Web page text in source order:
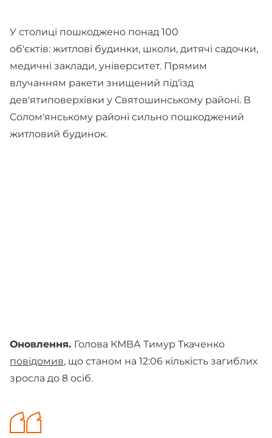
У столиці пошкоджено понад 100
об'єктів: житлові будинки, школи, дитячі садочки,
медичні заклади, університет. Прямим
влучанням ракети знищений під'їзд
дев'ятиповерхівки у Святошинському районі. В
Солом'янському районі сильно пошкоджений
житловий будинок.
Оновлення. Голова КМВА Тимур Ткаченко
повідомив, що станом на 12:06 кількість загиблих
зросла до 8 осіб.